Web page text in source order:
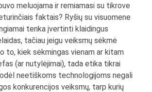
meluojama ir remiamasi su tikrove
faktais? Ryšių su visuomene
tenka įvertinti klaidingus
tačiau jeigu veiksmų sėkmė
to, kiek sėkmingas vienam ar kitam
(ar nutylėjimai), tada etika tikrai
neetiškoms technologijoms negali
konkurencijos veiksmų, tarp kurių